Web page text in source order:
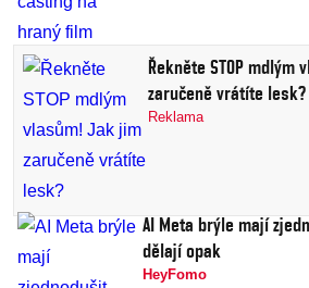
Řekněte STOP mdlým
zaručeně vrátíte lesk?
Reklama
AI Meta brýle mají
dělají opak
HeyFomo